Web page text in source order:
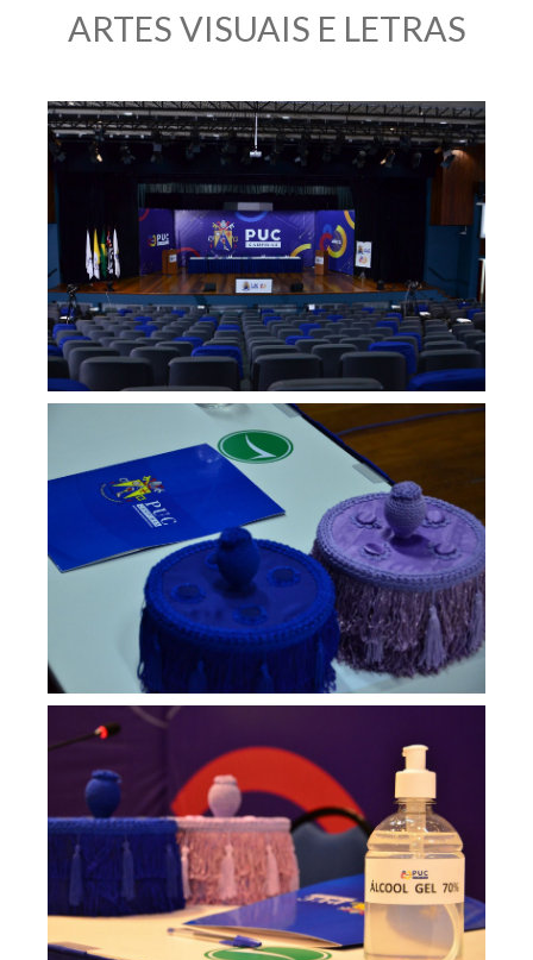
ARTES VISUAIS E LETRAS